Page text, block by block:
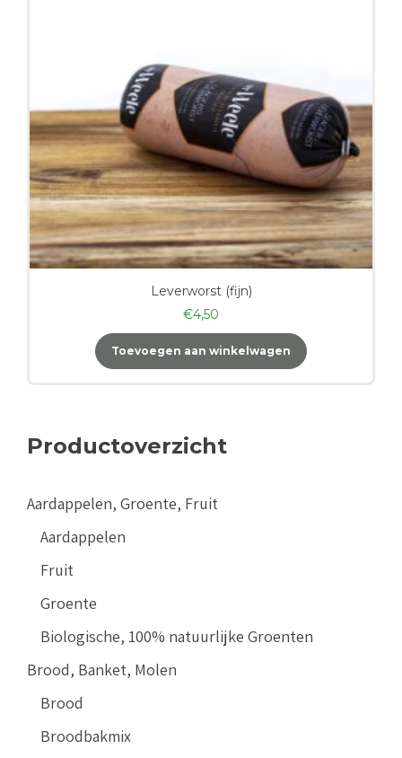
Leverworst (fijn)
€4,50
Toevoegen aan winkelwagen
Productoverzicht
Aardappelen, Groente, Fruit
Aardappelen
Fruit
Groente
Biologische, 100% natuurlijke Groenten
Brood, Banket, Molen
Brood
Broodbakmix